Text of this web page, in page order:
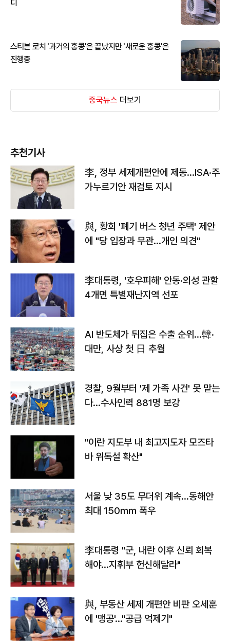
디
스티븐 로치 '과거의 홍콩'은 끝났지만 '새로운 홍콩'은
진행중
중국뉴스 더보기
추천기사
李, 정부 세제개편안에 제동…ISA·주
가누르기안 재검토 지시
與, 황희 '폐기 버스 청년 주택' 제안
에 "당 입장과 무관…개인 의견"
李대통령, '호우피해' 안동·의성 관할
4개면 특별재난지역 선포
AI 반도체가 뒤집은 수출 순위…韓·
대만, 사상 첫 日 추월
경찰, 9월부터 '제 가족 사건' 못 맡는
다…수사인력 881명 보강
"이란 지도부 내 최고지도자 모즈타
바 위독설 확산"
서울 낮 35도 무더위 계속…동해안
최대 150㎜ 폭우
李대통령 "군, 내란 이후 신뢰 회복
해야…지휘부 헌신해달라"
與, 부동산 세제 개편안 비판 오세훈
에 '맹공'…"공급 억제기"